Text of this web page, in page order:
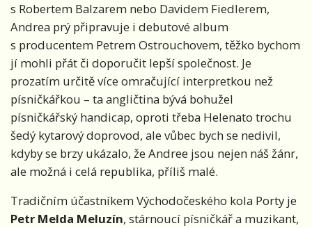
s Robertem Balzarem nebo Davidem Fiedlerem,
Andrea prý připravuje i debutové album
s producentem Petrem Ostrouchovem, těžko bychom
jí mohli přát či doporučit lepší společnost. Je
prozatím určitě více omračující interpretkou než
písničkářkou – ta angličtina bývá bohužel
písničkářský handicap, oproti třeba Helenato trochu
šedý kytarový doprovod, ale vůbec bych se nedivil,
kdyby se brzy ukázalo, že Andree jsou nejen náš žánr,
ale možná i celá republika, příliš malé.
Tradičním účastníkem Východočeského kola Porty je
Petr Melda Meluzín, stárnoucí písničkář a muzikant,